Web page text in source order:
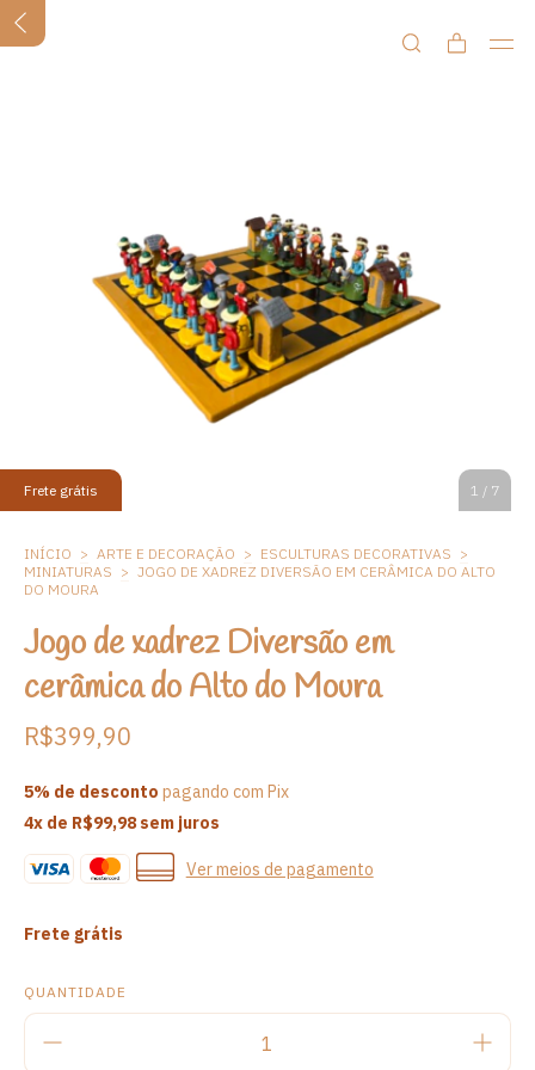
Frete grátis 1 / 7
INÍCIO > ARTE E DECORAÇÃO > ESCULTURAS DECORATIVAS >
MINIATURAS > JOGO DE XADREZ DIVERSÃO EM CERÂMICA DO ALTO
DO MOURA
Jogo de xadrez Diversão em
cerâmica do Alto do Moura
R$399,90
5% de desconto pagando com Pix
4x de R$99,98sem juros
Ver meios de pagamento
Frete grátis
QUANTIDADE